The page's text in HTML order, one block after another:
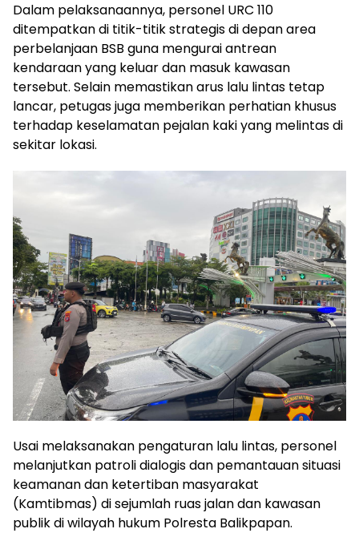
Dalam pelaksanaannya, personel URC 110
ditempatkan di titik-titik strategis di depan area
perbelanjaan BSB guna mengurai antrean
kendaraan yang keluar dan masuk kawasan
tersebut. Selain memastikan arus lalu lintas tetap
lancar, petugas juga memberikan perhatian khusus
terhadap keselamatan pejalan kaki yang melintas di
sekitar lokasi.
Usai melaksanakan pengaturan lalu lintas, personel
melanjutkan patroli dialogis dan pemantauan situasi
keamanan dan ketertiban masyarakat
(Kamtibmas) di sejumlah ruas jalan dan kawasan
publik di wilayah hukum Polresta Balikpapan.